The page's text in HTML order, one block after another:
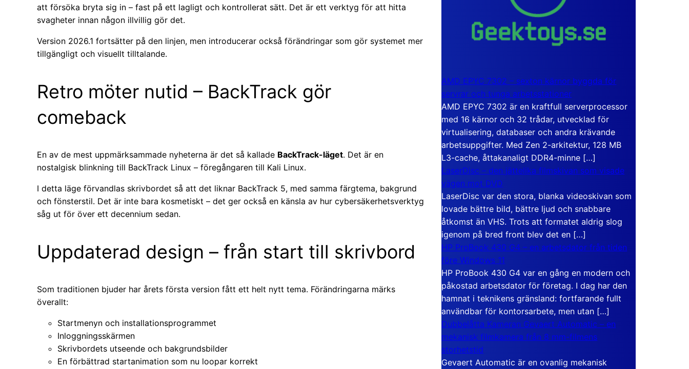
att försöka bryta sig in – fast på ett lagligt och kontrollerat sätt. Det är ett verktyg för att hitta
svagheter innan någon illvillig gör det.
Version 2026.1 fortsätter på den linjen, men introducerar också förändringar som gör systemet mer
tillgängligt och visuellt tilltalande.
Retro möter nutid – BackTrack gör
comeback
En av de mest uppmärksammade nyheterna är det så kallade BackTrack-läget. Det är en
nostalgisk blinkning till BackTrack Linux – föregångaren till Kali Linux.
I detta läge förvandlas skrivbordet så att det liknar BackTrack 5, med samma färgtema, bakgrund
och fönsterstil. Det är inte bara kosmetiskt – det ger också en känsla av hur cybersäkerhetsverktyg
såg ut för över ett decennium sedan.
Uppdaterad design – från start till skrivbord
Som traditionen bjuder har årets första version fått ett helt nytt tema. Förändringarna märks
överallt:
Startmenyn och installationsprogrammet
Inloggningsskärmen
Skrivbordets utseende och bakgrundsbilder
En förbättrad startanimation som nu loopar korrekt
AMD EPYC 7302 – sexton kärnor byggda för
servrar och tunga arbetsstationer
AMD EPYC 7302 är en kraftfull serverprocessor
med 16 kärnor och 32 trådar, utvecklad för
virtualisering, databaser och andra krävande
arbetsuppgifter. Med Zen 2-arkitektur, 128 MB
L3-cache, åttakanaligt DDR4-minne […]
LaserDisc – den jättelika filmskivan som visade
vägen mot DVD
LaserDisc var den stora, blanka videoskivan som
lovade bättre bild, bättre ljud och snabbare
åtkomst än VHS. Trots att formatet aldrig slog
igenom på bred front blev det en […]
HP ProBook 430 G4 – en arbetsdator från tiden
före Windows 11
HP ProBook 430 G4 var en gång en modern och
påkostad arbetsdator för företag. I dag har den
hamnat i teknikens gränsland: fortfarande fullt
användbar för kontorsarbete, men utan […]
Dubbelåtta Kameran Gevaert Automatic – en
mekanisk filmkamera från 8 mm-filmens
storhetstid
Gevaert Automatic är en ovanlig mekanisk